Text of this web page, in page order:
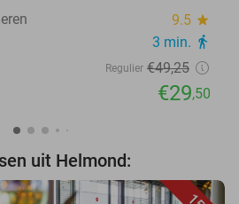
9.5 star
3 min. directions_walk
Regulier €49,25
€29,50
uit Helmond: